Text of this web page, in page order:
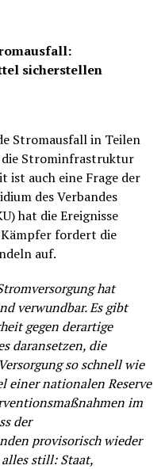
sicherstellen
Stromausfall in Teilen
die Strominfrastruktur
ist auch eine Frage der
des Verbandes
hat die Ereignisse
fordert die
auf.
hat
verwundbar. Es gibt
gegen derartige
daransetzen, die
so schnell wie
einer nationalen Reserve
im
der
provisorisch wieder
still: Staat,